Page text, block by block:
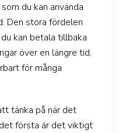
du kan använda
Den stora fördelen
kan betala tillbaka
över en längre tid,
för många
tänka på när det
första är det viktigt